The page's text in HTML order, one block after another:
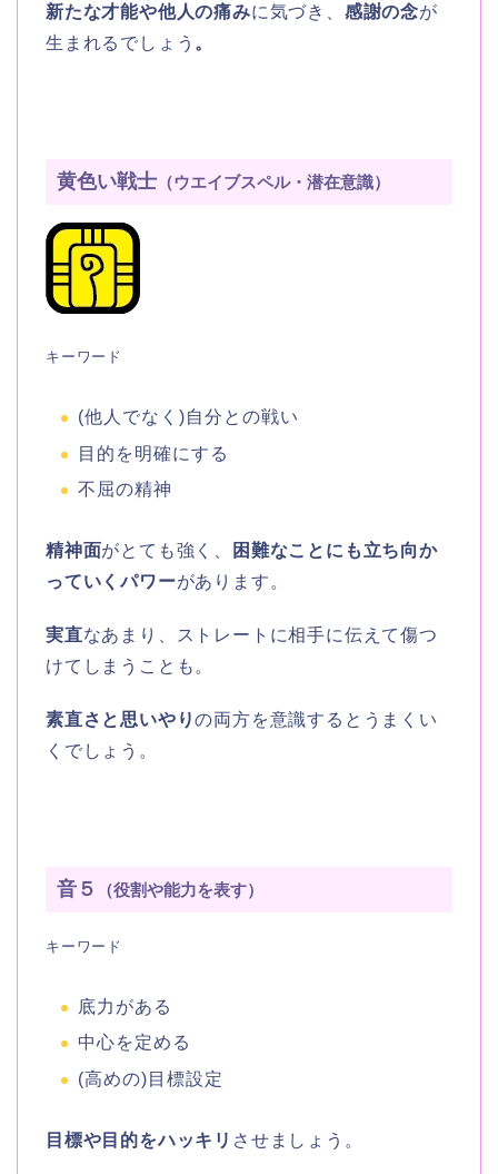
新たな才能や他人の痛みに気づき、 感謝の念が
生まれるでしょう 。
黄色い戦士 （ウエイブスペル・潜在意識）
キーワード
(他人でなく)自分との戦い
目的を明確にする
不屈の精神
精神面がとても強く、
困難なことにも立ち向か
っていくパワーがあります。
実直なあまり、ストレートに相手に伝えて傷つ
けてしまうことも。
素直さと思いやりの両方を意識するとうまくい
くでしょう。
音５ （役割や能力を表す）
キーワード
底力がある
中心を定める
(高めの)目標設定
目標や目的をハッキリ させましょう。